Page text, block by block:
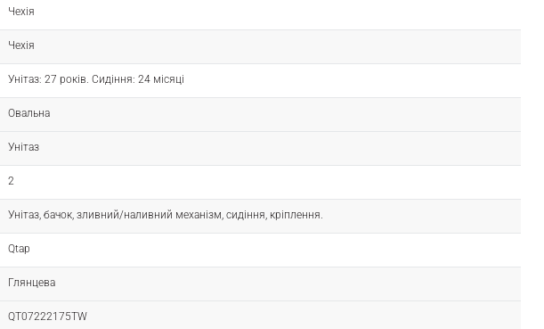
Чехія
Чехія
Унітаз: 27 років. Сидіння: 24 місяці
Овальна
Унітаз
2
Унітаз, бачок, зливний/наливний механізм, сидіння, кріплення.
Qtap
Глянцева
QT07222175TW